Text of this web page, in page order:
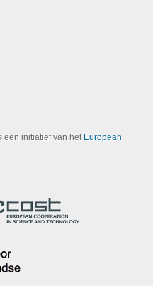
een initiatief van het European